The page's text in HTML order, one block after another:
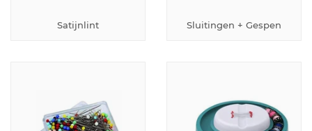
Satijnlint Sluitingen + Gespen